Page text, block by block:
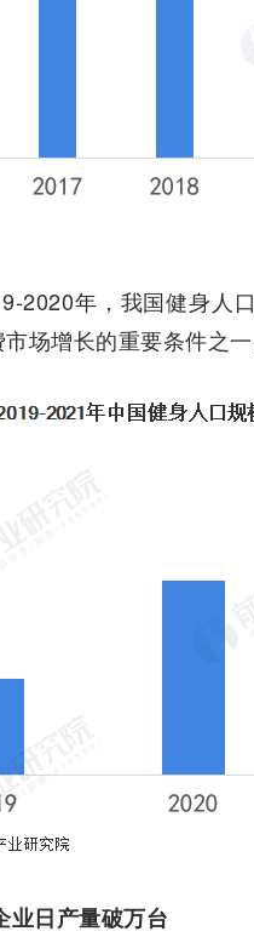
2020年，我国健身人
场增长的重要条件之一
业日产量破万台